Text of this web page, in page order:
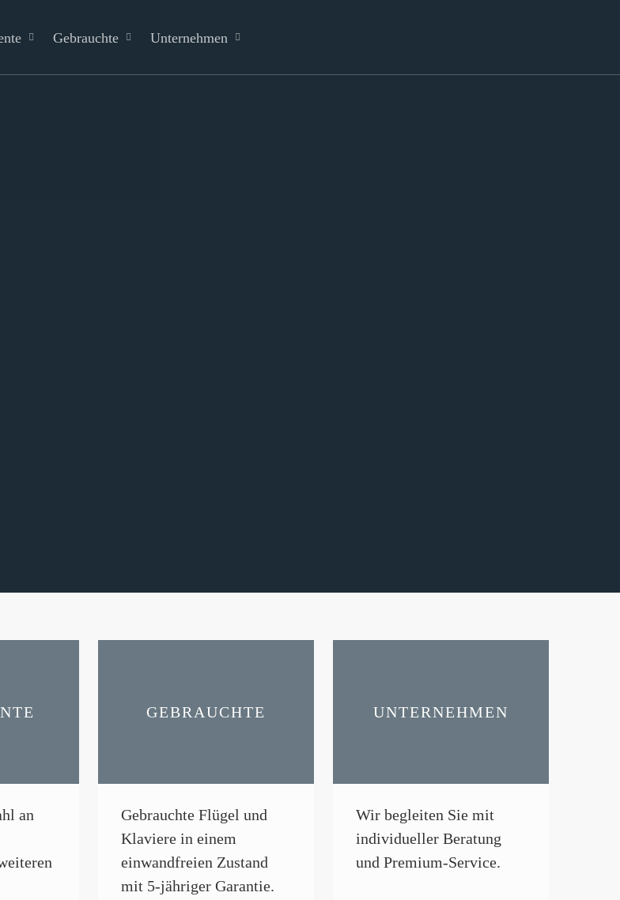
Gebrauchte Unternehmen
an
GEBRAUCHTE
Gebrauchte Flügel und
Klaviere in einem
einwandfreien Zustand
mit 5-jähriger Garantie.
UNTERNEHMEN
Wir begleiten Sie mit
individueller Beratung
und Premium-Service.